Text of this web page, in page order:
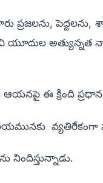
పెద్దలను,
యూదుల
ఈ క్రింది
వ్యతిరేకంగా
నిందిస్తున్నాడు.